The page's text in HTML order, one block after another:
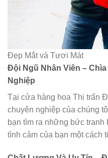
Đẹp Mắt và Tươi Mát
Đội Ngũ Nhân Viên –
Nghiệp
Tại cửa hàng hoa Thị trấn
chuyên nghiệp của chúng
bạn tìm ra những bức
tình cảm của bạn một cách